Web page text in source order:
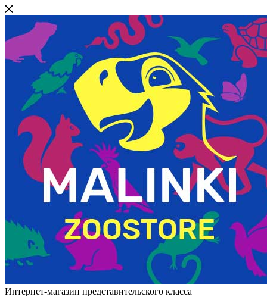
Интернет-магазин представительского класса